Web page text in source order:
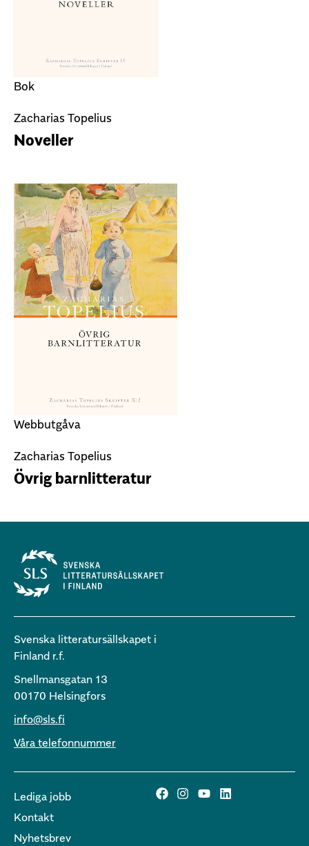
Bok
Zacharias Topelius
Noveller
Webbutgåva
Zacharias Topelius
Övrig barnlitteratur
Svenska litteratursällskapet i
Finland r.f.
Snellmansgatan 13
00170 Helsingfors
info@sls.fi
Våra telefonnummer
Lediga jobb
Kontakt
Nyhetsbrev